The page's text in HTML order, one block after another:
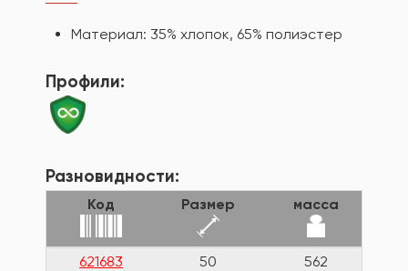
Материал: 35% хлопок, 65% полиэстер
Профили:
Разновидности:
Код Размер масса
621683 50
562